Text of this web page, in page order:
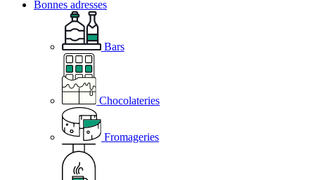
Bonnes adresses
Bars
Chocolateries
Fromageries